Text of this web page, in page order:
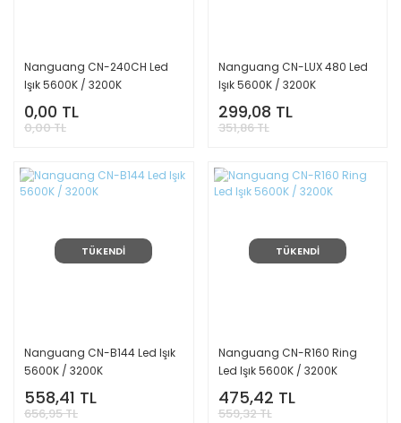
Nanguang CN-240CH Led
Işık 5600K / 3200K
0,00 TL
0,00 TL
Nanguang CN-LUX 480 Led
Işık 5600K / 3200K
299,08 TL
351,86 TL
TÜKENDİ
Nanguang CN-B144 Led Işık
5600K / 3200K
558,41 TL
656,95 TL
TÜKENDİ
Nanguang CN-R160 Ring
Led Işık 5600K / 3200K
475,42 TL
559,32 TL